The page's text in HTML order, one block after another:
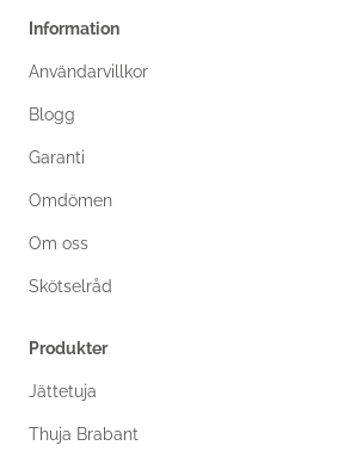
Information
Användarvillkor
Blogg
Garanti
Omdömen
Om oss
Skötselråd
Produkter
Jättetuja
Thuja Brabant